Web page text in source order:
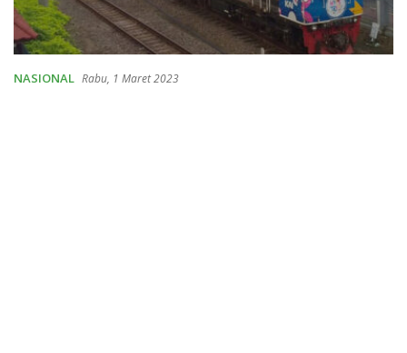
NASIONAL Rabu, 1 Maret 2023